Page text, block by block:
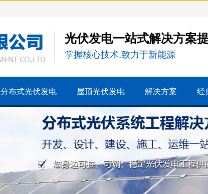
光伏发电一站式解决方案
掌握核心技术,致力于新能源
布式光伏发电 屋顶光伏发电 解决方案 经